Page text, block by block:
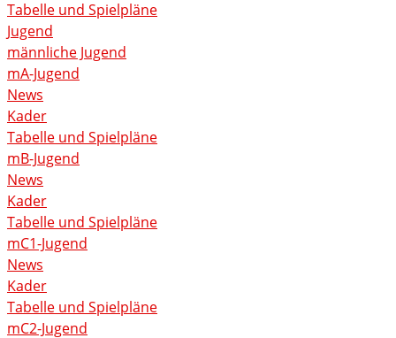
Tabelle und Spielpläne
Jugend
männliche Jugend
mA-Jugend
News
Kader
Tabelle und Spielpläne
mB-Jugend
News
Kader
Tabelle und Spielpläne
mC1-Jugend
News
Kader
Tabelle und Spielpläne
mC2-Jugend